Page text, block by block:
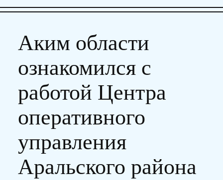
Аким области
ознакомился с
работой Центра
оперативного
управления
Аральского района